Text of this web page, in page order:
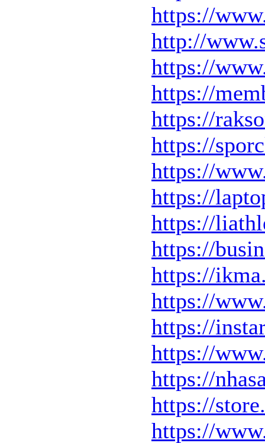
https://
http://
https://
https://
https://
https://
https://
https://
https://
https://
https://
https://
https://
https://
https://
https://
https://